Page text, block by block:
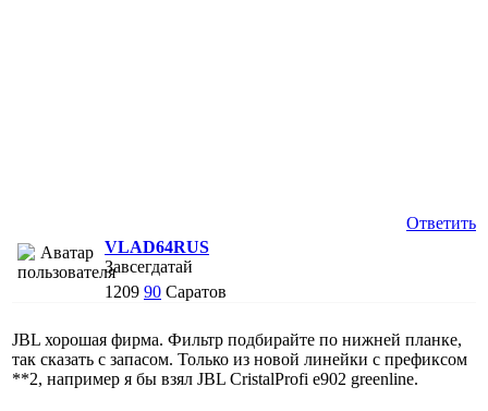
Ответить
VLAD64RUS
Завсегдатай
1209 90 Саратов
JBL хорошая фирма. Фильтр подбирайте по нижней планке,
так сказать с запасом. Только из новой линейки с префиксом
**2, например я бы взял JBL CristalProfi e902 greenline.